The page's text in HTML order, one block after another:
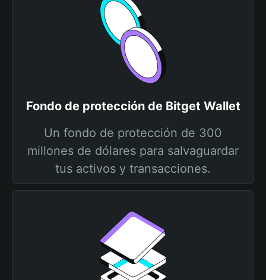
Fondo de protección de Bitget Wallet
Un fondo de protección de 300
millones de dólares para salvaguardar
tus activos y transacciones.